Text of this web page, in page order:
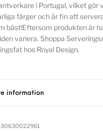
i Portugal, vilket gör
färger och är fin att
bäst!Eftersom produkten är
variera. Shoppa
hos Royal Design.
information